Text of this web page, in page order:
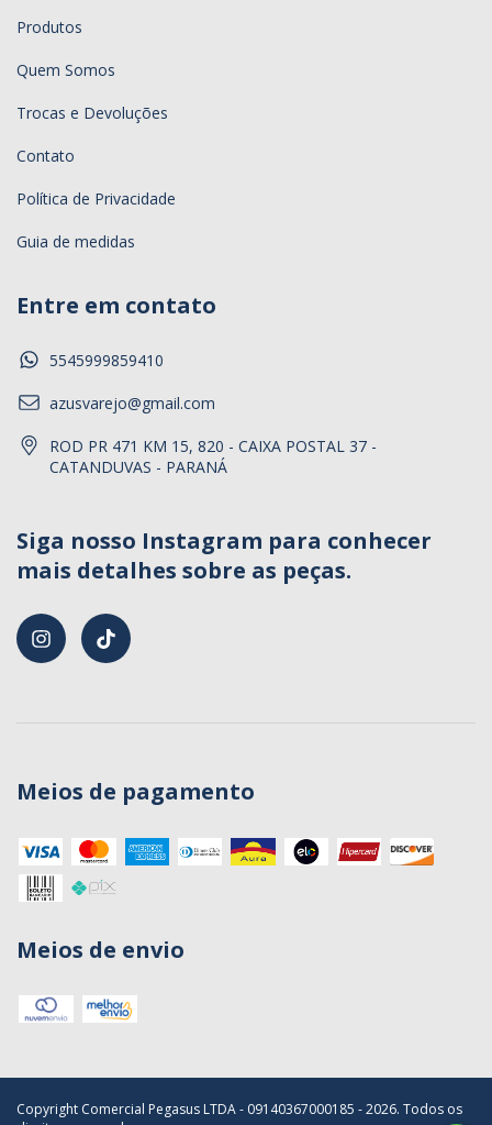
Produtos
Quem Somos
Trocas e Devoluções
Contato
Política de Privacidade
Guia de medidas
Entre em contato
5545999859410
azusvarejo@gmail.com
ROD PR 471 KM 15, 820 - CAIXA POSTAL 37 -
CATANDUVAS - PARANÁ
Siga nosso Instagram para conhecer
mais detalhes sobre as peças.
Meios de pagamento
Meios de envio
Copyright Comercial Pegasus LTDA - 09140367000185 - 2026. Todos os